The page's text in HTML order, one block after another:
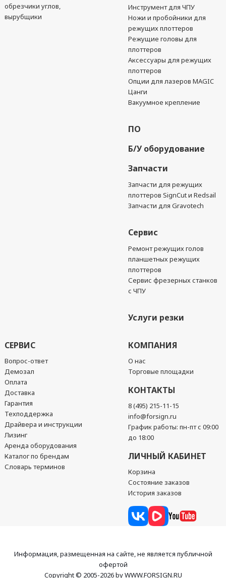
обрезчики углов,
вырубщики
Инструмент для ЧПУ
Ножи и пробойники для
режущих плоттеров
Режущие головы для
плоттеров
Аксессуары для режущих
плоттеров
Опции для лазеров MAGIC
Цанги
Вакуумное крепление
ПО
Б/У оборудование
Запчасти
Запчасти для режущих
плоттеров SignCut и Redsail
Запчасти для Gravotech
Сервис
Ремонт режущих голов
планшетных режущих
плоттеров
Сервис фрезерных станков
с ЧПУ
Услуги резки
СЕРВИС
Вопрос-ответ
Демозал
Оплата
Доставка
Гарантия
Техподдержка
Драйвера и инструкции
Лизинг
Аренда оборудования
Каталог по брендам
Словарь терминов
КОМПАНИЯ
О нас
Торговые площадки
КОНТАКТЫ
8 (495) 215-11-15
info@forsign.ru
График работы: пн-пт с 09:00
до 18:00
ЛИЧНЫЙ КАБИНЕТ
Корзина
Состояние заказов
История заказов
Информация, размещенная на сайте, не является публичной
офертой
Copyright © 2005-2026 by WWW.FORSIGN.RU